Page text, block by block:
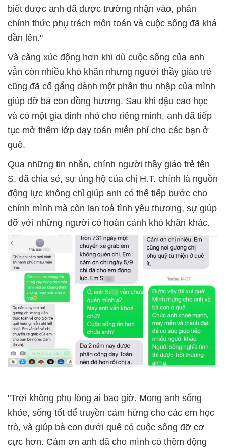
biết được anh đã được trường nhận vào, phân
chính thức phụ trách môn toán và cuộc sống đã khá
dần lên."
Và càng xúc động hơn khi dù cuộc sống của anh
vẫn còn nhiều khó khăn nhưng người thầy giáo trẻ
cũng đã cố gắng dành một phần thu nhập của mình
giúp đỡ bà con đồng hương. Sau khi đậu cao học
và có một gia đình nhỏ cho riêng mình, anh đã tiếp
tục mở thêm lớp dạy toán miễn phí cho các bạn ở
quê.
Qua những tin nhắn, chính người thầy giáo trẻ tên
S. đã chia sẻ, sự ủng hộ của chị H.T. chính là nguồn
động lực không chỉ giúp anh có thể tiếp bước cho
chính mình mà còn lan toả tình yêu thương, sự giúp
đỡ với những người có hoàn cảnh khó khăn khác.
"Trời không phụ lòng ai bao giờ. Mong anh sống
khỏe, sống tốt để truyền cảm hứng cho các em học
trò, và giúp bà con dưới quê có cuộc sống đỡ cơ
cực hơn. Cám ơn anh đã cho mình có thêm động